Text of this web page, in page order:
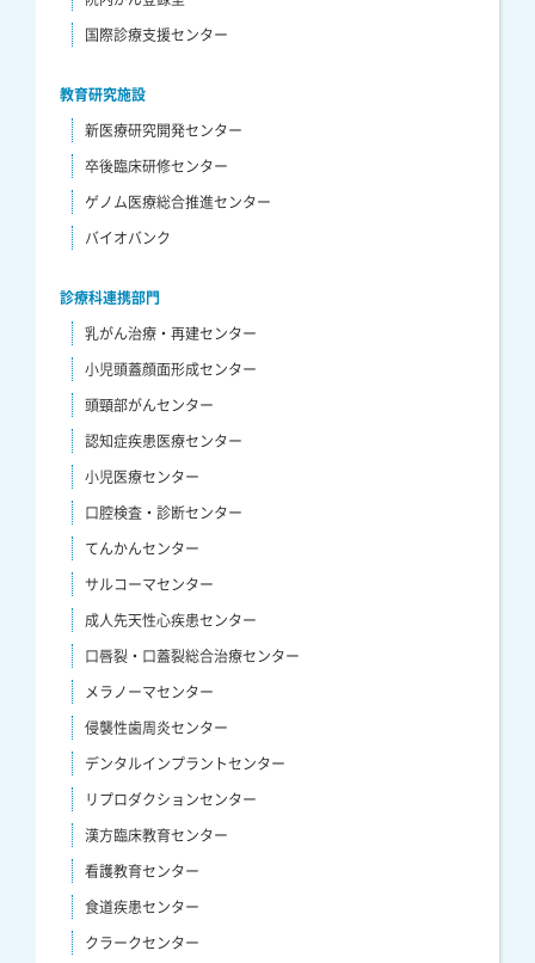
国際診療支援センター
教育研究施設
新医療研究開発センター
卒後臨床研修センター
ゲノム医療総合推進センター
バイオバンク
診療科連携部門
乳がん治療・再建センター
小児頭蓋顔面形成センター
頭頸部がんセンター
認知症疾患医療センター
小児医療センター
口腔検査・診断センター
てんかんセンター
サルコーマセンター
成人先天性心疾患センター
口唇裂・口蓋裂総合治療センター
メラノーマセンター
侵襲性歯周炎センター
デンタルインプラントセンター
リプロダクションセンター
漢方臨床教育センター
看護教育センター
食道疾患センター
クラークセンター